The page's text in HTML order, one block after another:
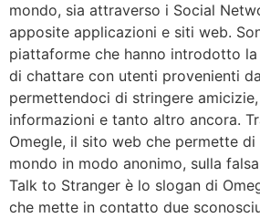
mondo, sia attraverso i Social
apposite applicazioni e siti web.
piattaforme che hanno introdotto
di chattare con utenti provenienti
permettendoci di stringere
informazioni e tanto altro ancora.
Omegle, il sito web che permette
mondo in modo anonimo, sulla
Talk to Stranger è lo slogan di
che mette in contatto due